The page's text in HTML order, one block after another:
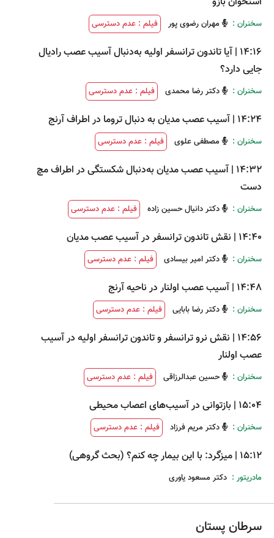
سخنران : مهران رضوی پور فیلم : عدم دسترسی
14:16
| آیا تاندون ترانسفر اولیه به‌دنبال آسیب عصب رادیال
جایی دارد؟
سخنران : دکتر رضا محمدی فیلم : عدم دسترسی
14:24
| آسیب عصب مدیان به ‌دنبال تروما در اطراف آرنج
سخنران : مصطفی علوی فیلم : عدم دسترسی
14:32
| آسیب عصب مدیان به‌دنبال شکستگی در اطراف مچ
دست
سخنران : دکتر دانیال حسین زاده فیلم : عدم دسترسی
14:40
| نقش تاندون ترانسفر در آسیب عصب مدیان
سخنران : دکتر امیر بیسادی فیلم : عدم دسترسی
14:48
| آسیب عصب اولنار در ناحیه آرنج
سخنران : دکتر رضا بابایی فیلم : عدم دسترسی
14:56
| نقش نرو ترانسفر و تاندون ترانسفر اولیه در آسیب
عصب اولنار
سخنران : حسین عبدالرزاقی فیلم : عدم دسترسی
15:04
| بازتوانی در آسیب‌های اعصاب محیطی
سخنران : دکتر مریم فرزاد فیلم : عدم دسترسی
15:12
| میزگرد: با این بیمار چه کنم؟ (بحث گروهی)
مادریتور : دکتر مسعود یاوری
سرطان پستان